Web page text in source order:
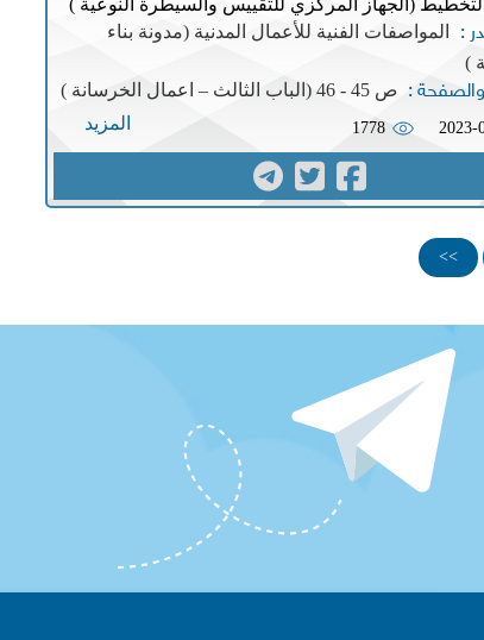
(الجهاز المركزي للتقييس والسيطرة النوعية )
:
المواصفات الفنية للأعمال المدنية (مدونة بناء
)
والصفحة : ص 45 - 46 (الباب الثالث – اعمال الخرسانة )
2023-
1778 المزيد
>>